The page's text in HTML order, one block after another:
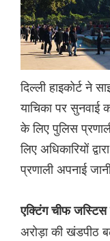
दिल्ली हाइकोर्ट ने
याचिका पर सुनवाई
के लिए पुलिस
लिए अधिकारियों
प्रणाली अपनाई
एक्टिंग चीफ जस्टिस
अरोड़ा की खंडपीठ